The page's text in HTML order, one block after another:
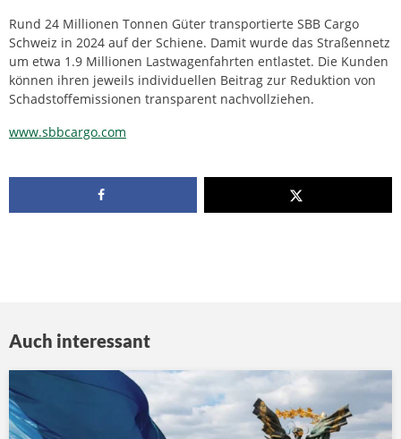
Rund 24 Millionen Tonnen Güter transportierte SBB Cargo
Schweiz in 2024 auf der Schiene. Damit wurde das Straßennetz
um etwa 1.9 Millionen Lastwagenfahrten entlastet. Die Kunden
können ihren jeweils individuellen Beitrag zur Reduktion von
Schadstoffemissionen transparent nachvollziehen.
www.sbbcargo.com
Auch interessant